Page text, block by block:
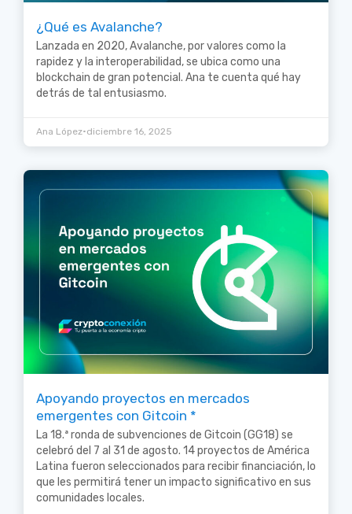
¿Qué es Avalanche?
Lanzada en 2020, Avalanche, por valores como la
rapidez y la interoperabilidad, se ubica como una
blockchain de gran potencial. Ana te cuenta qué hay
detrás de tal entusiasmo.
Ana López•diciembre 16, 2025
Apoyando proyectos en mercados
emergentes con Gitcoin *
La 18.ª ronda de subvenciones de Gitcoin (GG18) se
celebró del 7 al 31 de agosto. 14 proyectos de América
Latina fueron seleccionados para recibir financiación, lo
que les permitirá tener un impacto significativo en sus
comunidades locales.